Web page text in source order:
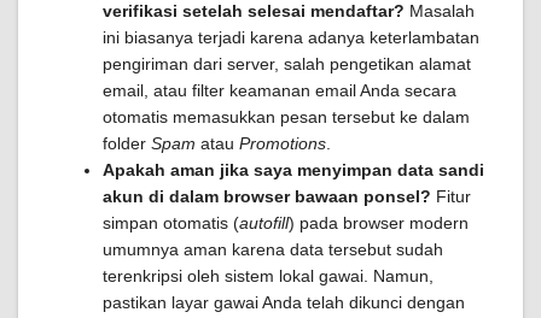
verifikasi setelah selesai mendaftar? Masalah
ini biasanya terjadi karena adanya keterlambatan
pengiriman dari server, salah pengetikan alamat
email, atau filter keamanan email Anda secara
otomatis memasukkan pesan tersebut ke dalam
folder Spam atau Promotions
Apakah aman jika saya menyimpan data sandi
akun di dalam browser bawaan ponsel? Fitur
simpan otomatis (autofill) pada browser modern
umumnya aman karena data tersebut sudah
terenkripsi oleh sistem lokal gawai. Namun,
pastikan layar gawai Anda telah dikunci dengan